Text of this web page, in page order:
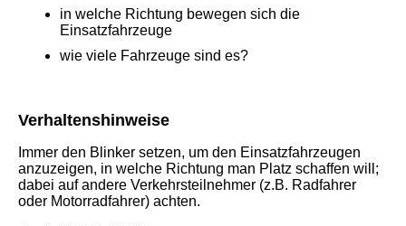
in welche Richtung bewegen sich die
Einsatzfahrzeuge
wie viele Fahrzeuge sind es?
Verhaltenshinweise
Immer den Blinker setzen, um den Einsatzfahrzeugen
anzuzeigen, in welche Richtung man Platz schaffen will;
dabei auf andere Verkehrsteilnehmer (z.B. Radfahrer
oder Motorradfahrer) achten.